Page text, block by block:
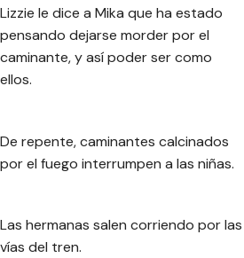
Lizzie le dice a Mika que ha estado
pensando dejarse morder por el
caminante, y así poder ser como
ellos.
De repente, caminantes calcinados
por el fuego interrumpen a las niñas.
Las hermanas salen corriendo por las
vías del tren.